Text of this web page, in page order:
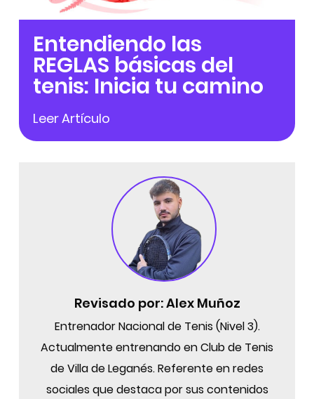
Entendiendo las
REGLAS básicas del
tenis: Inicia tu camino
Leer Artículo
Revisado por:Alex Muñoz
Entrenador Nacional de Tenis (Nivel 3).
Actualmente entrenando en Club de Tenis
de Villa de Leganés. Referente en redes
sociales que destaca por sus contenidos